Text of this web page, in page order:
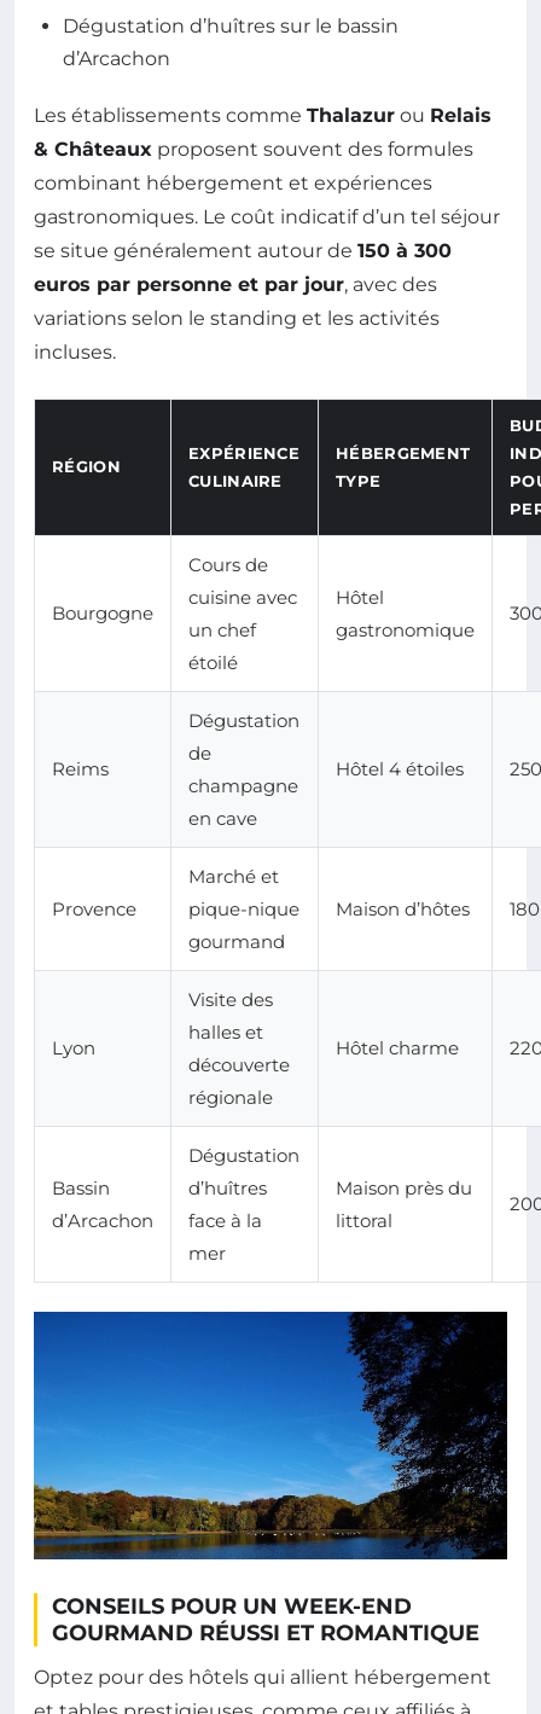
Dégustation d’huîtres sur le bassin
d’Arcachon
Les établissements comme Thalazur ou Relais
& Châteaux proposent souvent des formules
combinant hébergement et expériences
gastronomiques. Le coût indicatif d’un tel séjour
se situe généralement autour de 150 à 300
euros par personne et par jour, avec des
variations selon le standing et les activités
incluses.
RÉGION
EXPÉRIENCE
CULINAIRE
HÉBERGEMENT
TYPE
Bourgogne
Cours de
cuisine avec
un chef
étoilé
Hôtel
gastronomique
Reims
Dégustation
de
champagne
en cave
Hôtel 4 étoiles
Provence
Marché et
pique-nique
gourmand
Maison d’hôtes
Lyon
Visite des
halles et
découverte
régionale
Hôtel charme
Bassin
d’Arcachon
Dégustation
d’huîtres
face à la
mer
Maison près du
littoral
CONSEILS POUR UN WEEK-END
GOURMAND RÉUSSI ET ROMANTIQUE
Optez pour des hôtels qui allient hébergement